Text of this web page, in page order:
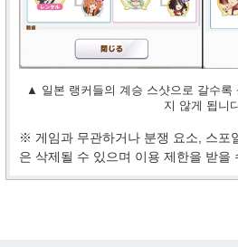
▲ 일본 랭커들의 계승 스샷으로 갈수록
지 않게 됩니
※ 게임과 무관하거나 분쟁 요소, 스포
은 삭제될 수 있으며 이용 제한을 받을